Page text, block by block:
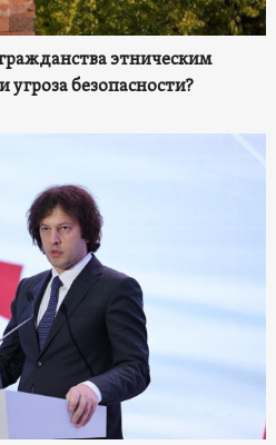
этническим
безопасности?